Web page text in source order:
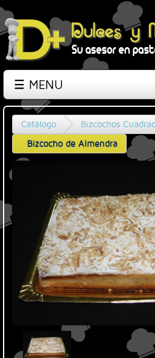
☰ MENU
Catálogo
Bizcochos
Bizcocho de Almendra